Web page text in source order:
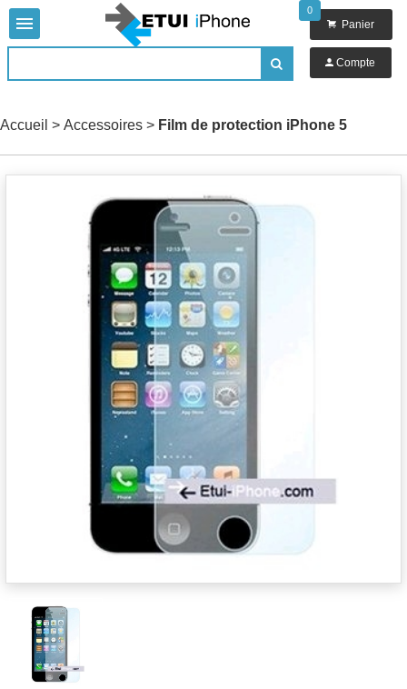


0
 Panier
 Compte
Accueil > Accessoires > Film de protection iPhone 5